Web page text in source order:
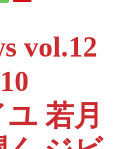
vol.12
若月